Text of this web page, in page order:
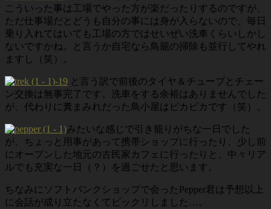
こういった事は工場でやった方が楽だったりするのですが、
ただ仕事場だとどうも自分の事には身が入らないので、毎日
乗り入れてはいても工場の方ではせいぜい洗車くらいしかし
ないですかね。と言うか自宅なら鳥籠の掃除も並行してやれ
ますし（笑）。
と言う訳で前後のタイヤ＆チューブとチェー
ン交換は無事完了です。洗車をする余裕はありませんでした
が、代わりに糞まみれだった鳥小屋はピカピカです（笑）。
みたいな感じで引き籠りがちな一日でした
が、ちょっと用事があって携帯ショップに行ったり、少し前
にオープンした地元の古民家カフェに行ったりと、中々リア
ルでも充実な一日（？）を過ごせたと思います。
ちなみにソフトバンクショップで会ったPepper君は予想以上
に会話が成り立たなくてビックリしました…。